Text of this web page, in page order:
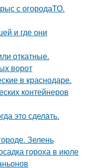
с огородаТО.
и где они
откатные.
ворот
в краснодаре.
контейнеров
это сделать.
Зелень
гороха в июле